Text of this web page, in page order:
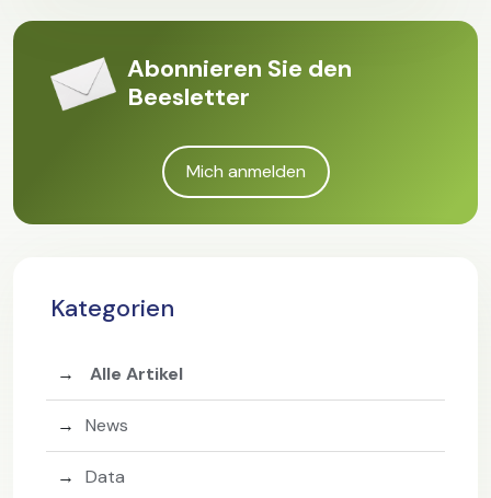
Abonnieren Sie den
Beesletter
Mich anmelden
Kategorien
Alle Artikel
News
Data